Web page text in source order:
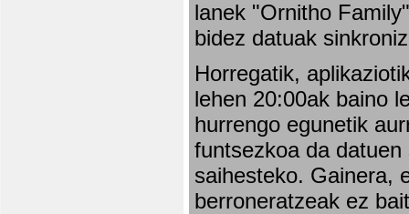
lanek "Ornitho
bidez datuak
Horregatik,
lehen 20:00ak baino
hurrengo egunetik
funtsezkoa da
saihesteko. Gainera,
berroneratzeak ez